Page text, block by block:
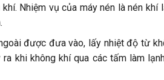
Nhiệm vụ của máy nén là nén khí
được đưa vào, lấy nhiệt độ từ
khi không khí qua các tấm làm